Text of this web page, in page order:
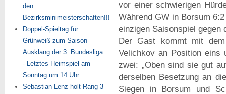
vor einer schwierigen
Während GW in Borsum
einzigen Saisonspiel gegen
Der Gast kommt mit dem
Velichkov an Position eins
zwei: „Oben sind sie gut
derselben Besetzung an
Siegen in Borsum und
den
Bezirksminimeisterschaften!!!
Doppel-Spieltag für
Grünweiß zum Saison-
Ausklang der 3. Bundesliga
- Letztes Heimspiel am
Sonntag um 14 Uhr
Sebastian Lenz holt Rang 3